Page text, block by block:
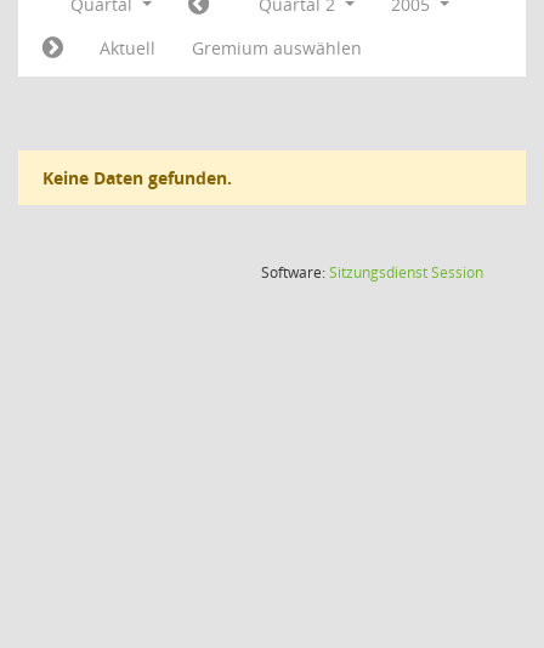
Aktuell
Gremium auswählen
Keine Daten gefunden.
Software:SitzungsdienstSession(Wird in